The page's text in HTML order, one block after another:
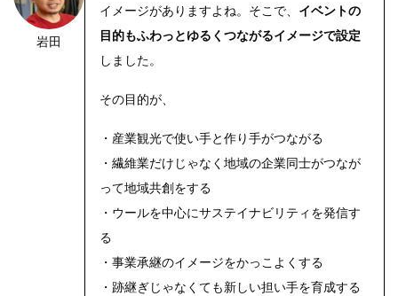
https://riseph
岩田
イメージがありますよね。そこで、 イベントの
目的もふわっとゆるくつながるイメージで設定
しました。
その目的が、
・産業観光で使い手と作り手がつながる
・繊維業だけじゃなく地域の企業同士がつなが
って地域共創をする
・ウールを中心にサステイナビリティを発信す
る
・事業承継のイメージをかっこよくする
・跡継ぎじゃなくても新しい担い手を育成する